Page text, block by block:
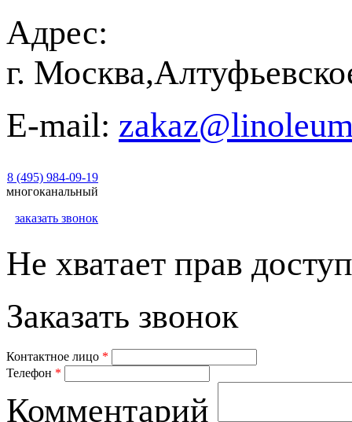
Адрес:
г.
E-mail:
8 (495) 984-09-19
многоканальный
заказать звонок
Не хватает прав
Заказать звонок
Контактное лицо *
Телефон *
Комментарий